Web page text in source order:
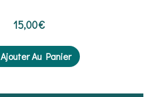
15,00€
Ajouter Au Panier